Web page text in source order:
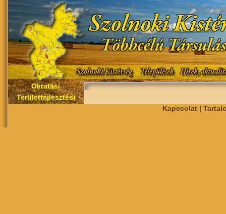
Oktatási
Területfejlesztési
Kapcsolat |